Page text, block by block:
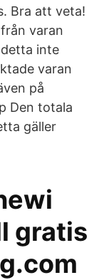
Bra att veta!
varan
inte
varan
på
Den totala
gäller
gratis